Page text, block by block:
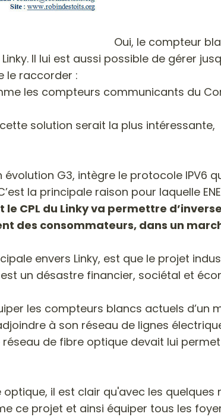
Oui, le compteur
Il lui est aussi possible de gérer
le raccorder :
les compteurs communicants du
solution serait la plus intéressante,
G3, intègre le protocole IPV6
la principale raison pour laquelle
le CPL du Linky va permettre
des consommateurs, dans un
envers Linky, est que le projet
un désastre financier, sociétal et
les compteurs blancs actuels
à son réseau de lignes
de fibre optique devait lui
il est clair qu'avec les quelques
ce projet et ainsi équiper tous les